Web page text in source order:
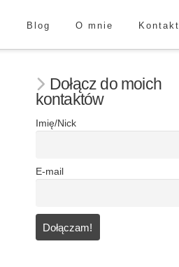
Blog O mnie Kontakt
Dołącz do moich
kontaktów
Imię/Nick
E-mail